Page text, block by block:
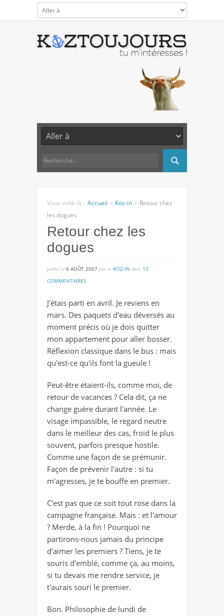
Vous voilà là : Accueil Koz-in
Retour chez
les dogues
Retour chez les
dogues
publié lé 6 AOÛT 2007 par in KOZ-IN dans 13
COMMENTAIRESsur
chez
les
dogues
J'étais parti en avril. Je reviens en
mars. Des paquets d'eau déversés au
moment précis où je dois quitter
mon appartement pour aller bosser.
Réflexion classique dans le bus : mais
qu'est-ce qu'ils font la gueule !
Peut-être étaient-ils, comme moi, de
retour de vacances ? Cela dit, ça ne
change guère durant l'année. Le
visage impassible, le regard neutre
dans le meilleur des cas, froid le plus
souvent, parfois presque hostile.
Comme une façon de se prémunir.
Façon de prévenir l'autre : si tu
m'agresses, je te bouffe en premier.
C'est pas que ce soit tout rose dans la
campagne française. Mais : et l'amour
? Merde, à la fin ! Pourquoi ne
partirons-nous jamais du principe
d'aimer les premiers ? Tiens, je te
souris d'emblé, comme ça, au moins,
si tu devais me rendre service, je
t'aurais souri le premier.
Bon. Philosophie de lundi de